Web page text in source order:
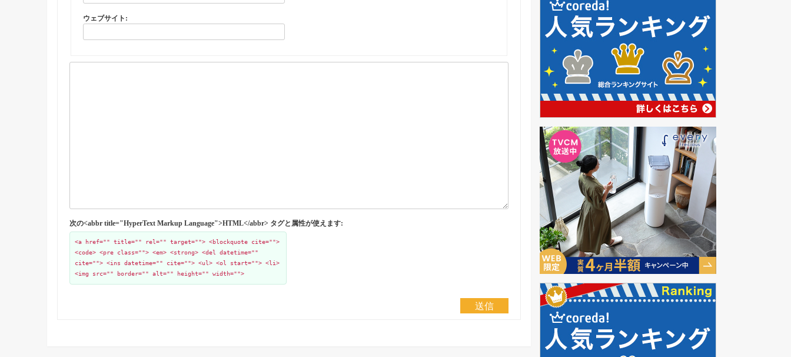
ウェブサイト:
次の<abbr title="HyperText Markup Language">HTML</abbr> タグと属性が使えます:
<a href="" title="" rel="" target=""> <blockquote cite="">
<code> <pre class=""> <em> <strong> <del datetime=""
cite=""> <ins datetime="" cite=""> <ul> <ol start=""> <li>
<img src="" border="" alt="" height="" width="">
送信